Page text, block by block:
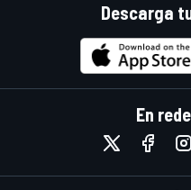
Descarga
En